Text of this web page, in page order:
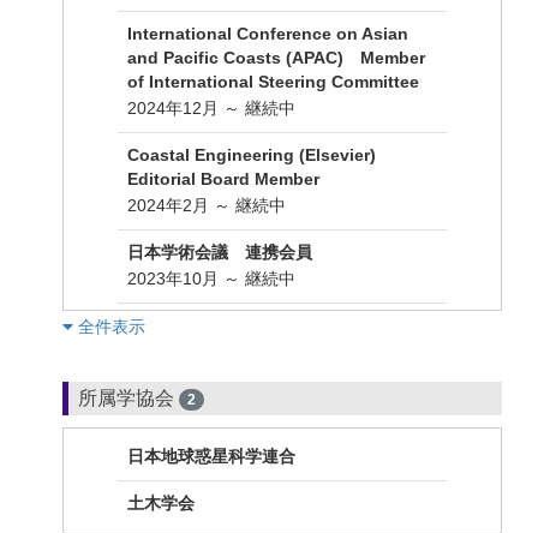
International Conference on Asian
and Pacific Coasts (APAC) Member
of International Steering Committee
2024年12月 ～ 継続中
Coastal Engineering (Elsevier)
Editorial Board Member
2024年2月 ～ 継続中
日本学術会議 連携会員
2023年10月 ～ 継続中
︎全件表示
所属学協会 2
日本地球惑星科学連合
土木学会